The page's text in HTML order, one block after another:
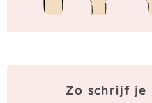
Zo schrijf je